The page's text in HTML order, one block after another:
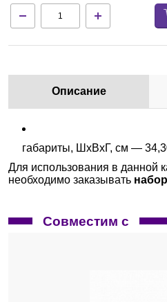
Контакты
Описание
габариты, ШхВхГ, см —
Для использования в данной
необходимо заказывать
Совместим с